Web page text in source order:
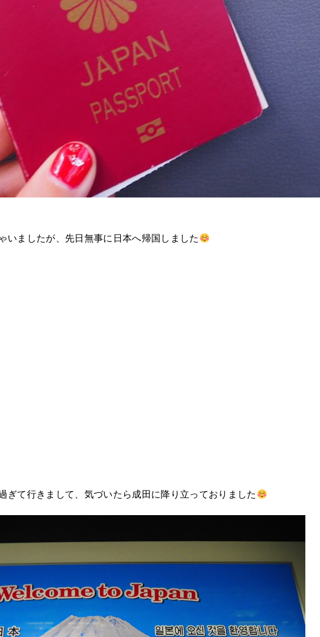
いましたが、先日無事に日本へ帰国しました
ぎて行きまして、気づいたら成田に降り立っておりました